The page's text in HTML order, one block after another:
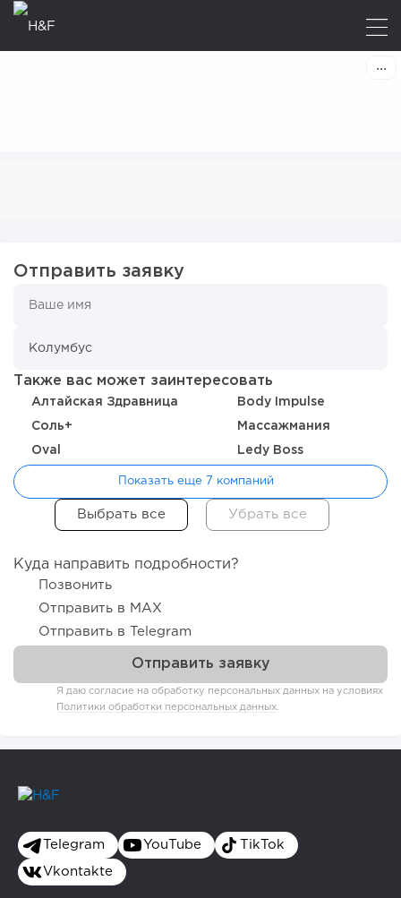
Отправить заявку
Также вас может заинтересовать
Алтайская Здравница Body Impulse
Соль+ Массажмания
Oval Ledy Boss
Показать еще 7 компаний
Куда направить подробности?
Позвонить
Отправить в MAX
Отправить в Telegram
Я даю согласие на обработку персональных данных на условиях
Политики обработки персональных данных.
Telegram YouTube TikTok
Vkontakte